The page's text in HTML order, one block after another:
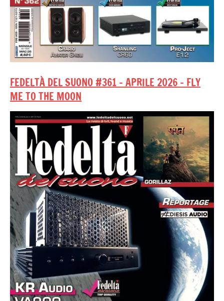
FEDELTÀ DEL SUONO #361 – APRILE 2026 – FLY
ME TO THE MOON